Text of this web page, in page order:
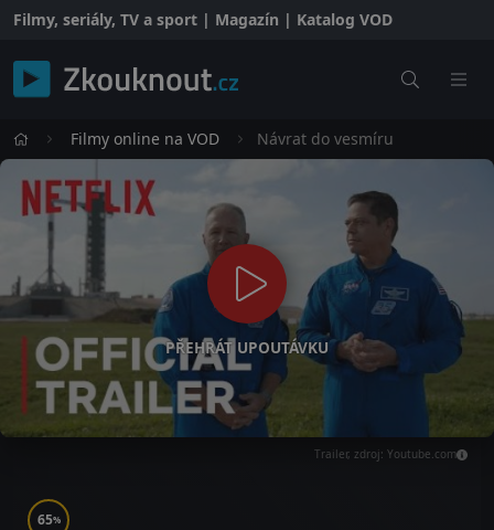
Filmy, seriály, TV a sport | Magazín | Katalog VOD
Filmy online na VOD Návrat do vesmíru
PŘEHRÁT UPOUTÁVKU
Trailer, zdroj: Youtube.com
65%